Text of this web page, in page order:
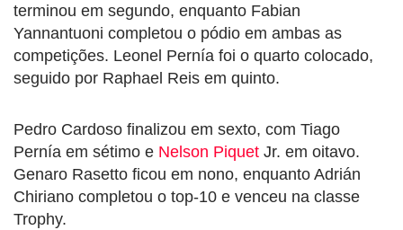
terminou em segundo, enquanto Fabian
Yannantuoni completou o pódio em ambas as
competições. Leonel Pernía foi o quarto colocado,
seguido por Raphael Reis em quinto.
Pedro Cardoso finalizou em sexto, com Tiago
Pernía em sétimo e Nelson Piquet Jr. em oitavo.
Genaro Rasetto ficou em nono, enquanto Adrián
Chiriano completou o top-10 e venceu na classe
Trophy.